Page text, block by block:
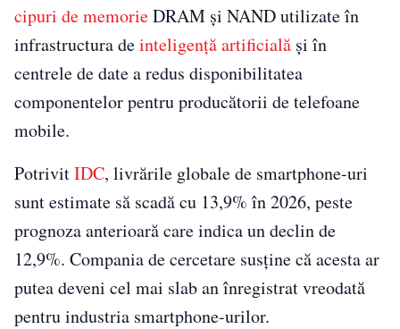
cipuri de memorieDRAM și NAND utilizate în
infrastructura deinteligență artificială și în
centrele de date a redus disponibilitatea
componentelor pentru producătorii de telefoane
mobile.
PotrivitIDC, livrările globale de smartphone-uri
sunt estimate să scadă cu 13,9% în 2026, peste
prognoza anterioară care indica un declin de
12,9%. Compania de cercetare susține că acesta ar
putea deveni cel mai slab an înregistrat vreodată
pentru industria smartphone-urilor.